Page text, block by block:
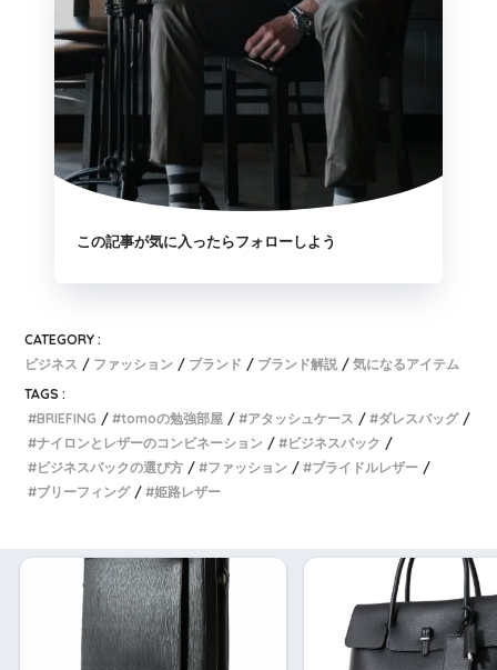
この記事が気に入ったらフォローしよう
CATEGORY :
ビジネス
ファッション ブランド ブランド解説
気になるアイテム
TAGS :
BRIEFING
tomoの勉強部屋 アタッシュケース
ダレスバッグ
ナイロンとレザーのコンビネーション
ビジネスバック
ビジネスバックの選び方
ファッション
ブライドルレザー
ブリーフィング
姫路レザー